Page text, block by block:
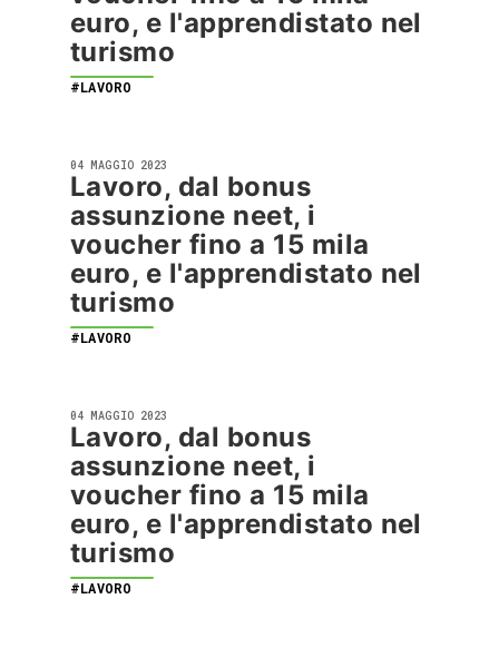
euro, e l'apprendistato nel
turismo
#LAVORO
04 MAGGIO 2023
Lavoro, dal bonus
assunzione neet, i
voucher fino a 15 mila
euro, e l'apprendistato nel
turismo
#LAVORO
04 MAGGIO 2023
Lavoro, dal bonus
assunzione neet, i
voucher fino a 15 mila
euro, e l'apprendistato nel
turismo
#LAVORO